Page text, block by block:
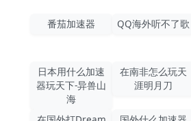
番茄加速器 QQ海外听不了歌
日本用什么加速
器玩天下-异兽山
海
在南非怎么玩天
涯明月刀